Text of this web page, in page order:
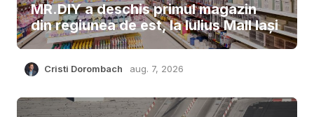
MR.DIY a deschis primul magazin
din regiunea de est, la Iulius Mall Iași
Cristi Dorombach aug. 7, 2026